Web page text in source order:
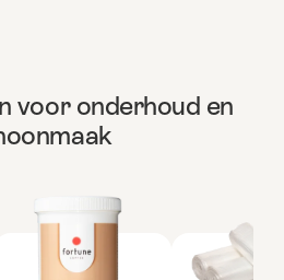
voor onderhoud en